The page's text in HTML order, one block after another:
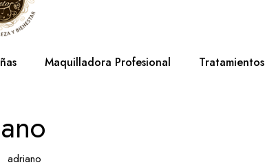
Maquilladora Profesional Tratamientos
adriano